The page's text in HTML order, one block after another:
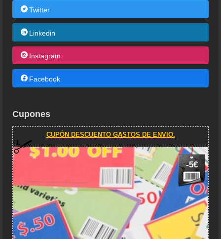
Twitter
Linkedin
Instagram
Facebook
Cupones
CUPÓN DESCUENTO GASTOS DE ENVIO.
-5€